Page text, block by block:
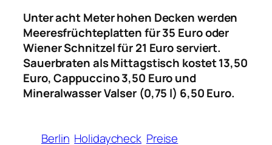
Unter acht Meter hohen Decken werden
Meeresfrüchteplatten für 35 Euro oder
Wiener Schnitzel für 21 Euro serviert.
Sauerbraten als Mittagstisch kostet 13,50
Euro, Cappuccino 3,50 Euro und
Mineralwasser Valser (0,75 l) 6,50 Euro.
Berlin Holidaycheck Preise